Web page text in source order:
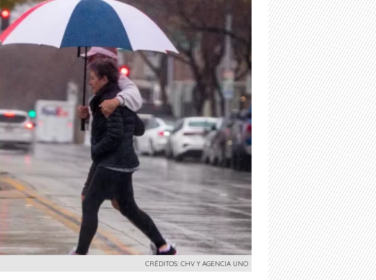
CRÉDITOS: CHV Y AGENCIA UNO